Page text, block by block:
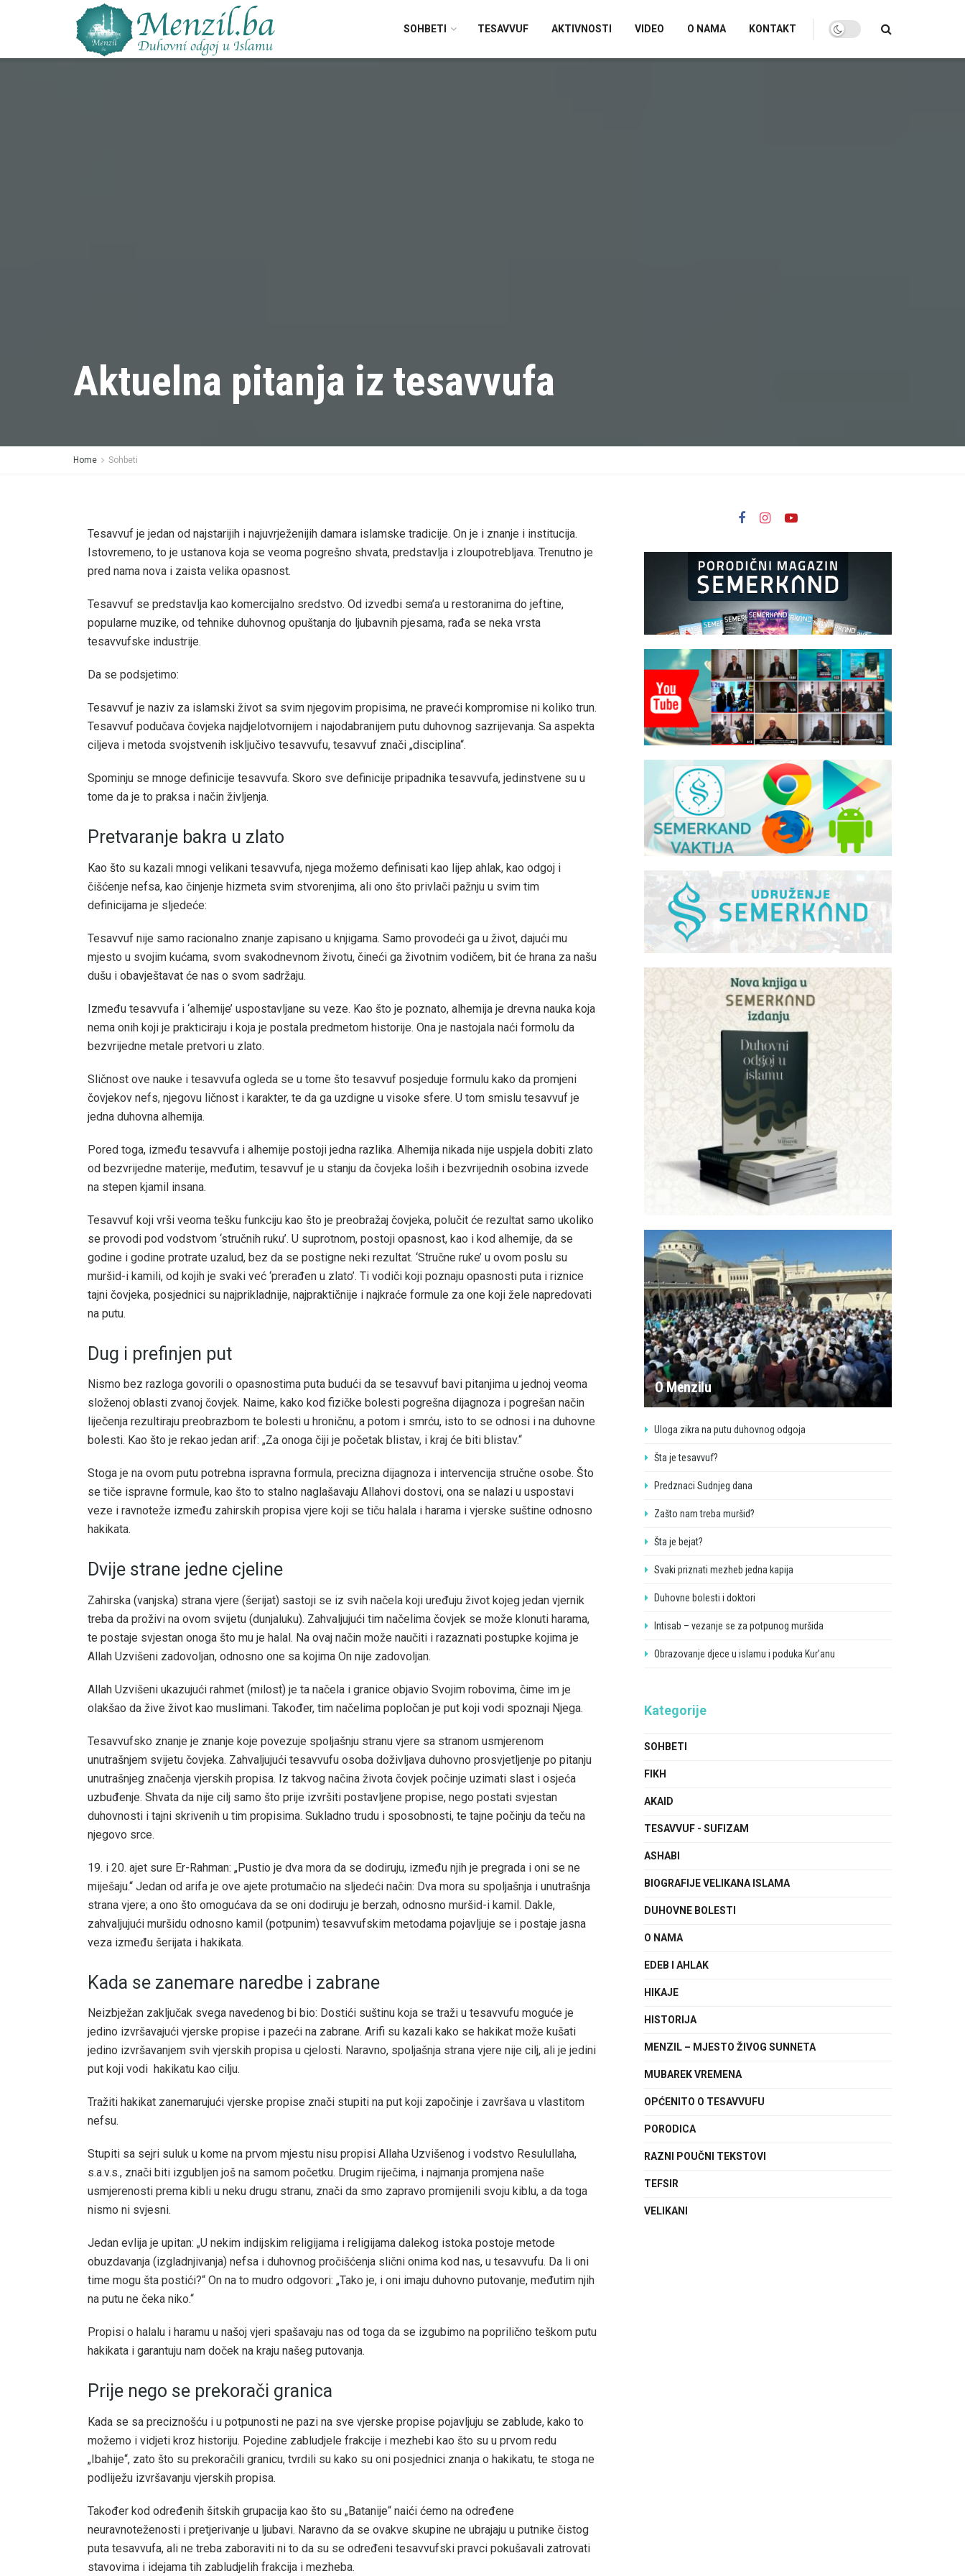
SOHBETI TESAVVUF AKTIVNOSTI VIDEO O NAMA KONTAKT
Aktuelna pitanja iz tesavvufa
Home Sohbeti
Tesavvuf je jedan od najstarijih i najuvrježenijih damara islamske tradicije. On je i znanje i institucija.
Istovremeno, to je ustanova koja se veoma pogrešno shvata, predstavlja i zloupotrebljava. Trenutno je
pred nama nova i zaista velika opasnost.
Tesavvuf se predstavlja kao komercijalno sredstvo. Od izvedbi sema’a u restoranima do jeftine,
popularne muzike, od tehnike duhovnog opuštanja do ljubavnih pjesama, rađa se neka vrsta
tesavvufske industrije.
Da se podsjetimo:
Tesavvuf je naziv za islamski život sa svim njegovim propisima, ne praveći kompromise ni koliko trun.
Tesavvuf podučava čovjeka najdjelotvornijem i najodabranijem putu duhovnog sazrijevanja. Sa aspekta
ciljeva i metoda svojstvenih isključivo tesavvufu, tesavvuf znači „disciplina“.
Spominju se mnoge definicije tesavvufa. Skoro sve definicije pripadnika tesavvufa, jedinstvene su u
tome da je to praksa i način življenja.
Pretvaranje bakra u zlato
Kao što su kazali mnogi velikani tesavvufa, njega možemo definisati kao lijep ahlak, kao odgoj i
čišćenje nefsa, kao činjenje hizmeta svim stvorenjima, ali ono što privlači pažnju u svim tim
definicijama je sljedeće:
Tesavvuf nije samo racionalno znanje zapisano u knjigama. Samo provodeći ga u život, dajući mu
mjesto u svojim kućama, svom svakodnevnom životu, čineći ga životnim vodičem, bit će hrana za našu
dušu i obavještavat će nas o svom sadržaju.
Između tesavvufa i ‘alhemije’ uspostavljane su veze. Kao što je poznato, alhemija je drevna nauka koja
nema onih koji je prakticiraju i koja je postala predmetom historije. Ona je nastojala naći formolu da
bezvrijedne metale pretvori u zlato.
Sličnost ove nauke i tesavvufa ogleda se u tome što tesavvuf posjeduje formulu kako da promjeni
čovjekov nefs, njegovu ličnost i karakter, te da ga uzdigne u visoke sfere. U tom smislu tesavvuf je
jedna duhovna alhemija.
Pored toga, između tesavvufa i alhemije postoji jedna razlika. Alhemija nikada nije uspjela dobiti zlato
od bezvrijedne materije, međutim, tesavvuf je u stanju da čovjeka loših i bezvrijednih osobina izvede
na stepen kjamil insana.
Tesavvuf koji vrši veoma tešku funkciju kao što je preobražaj čovjeka, polučit će rezultat samo ukoliko
se provodi pod vodstvom ‘stručnih ruku’. U suprotnom, postoji opasnost, kao i kod alhemije, da se
godine i godine protrate uzalud, bez da se postigne neki rezultat. ‘Stručne ruke’ u ovom poslu su
muršid-i kamili, od kojih je svaki već ‘prerađen u zlato’. Ti vodiči koji poznaju opasnosti puta i riznice
tajni čovjeka, posjednici su najprikladnije, najpraktičnije i najkraće formule za one koji žele napredovati
na putu.
Dug i prefinjen put
Nismo bez razloga govorili o opasnostima puta budući da se tesavvuf bavi pitanjima u jednoj veoma
složenoj oblasti zvanoj čovjek. Naime, kako kod fizičke bolesti pogrešna dijagnoza i pogrešan način
liječenja rezultiraju preobrazbom te bolesti u hroničnu, a potom i smrću, isto to se odnosi i na duhovne
bolesti. Kao što je rekao jedan arif: „Za onoga čiji je početak blistav, i kraj će biti blistav.“
Stoga je na ovom putu potrebna ispravna formula, precizna dijagnoza i intervencija stručne osobe. Što
se tiče ispravne formule, kao što to stalno naglašavaju Allahovi dostovi, ona se nalazi u uspostavi
veze i ravnoteže između zahirskih propisa vjere koji se tiču halala i harama i vjerske suštine odnosno
hakikata.
Dvije strane jedne cjeline
Zahirska (vanjska) strana vjere (šerijat) sastoji se iz svih načela koji uređuju život kojeg jedan vjernik
treba da proživi na ovom svijetu (dunjaluku). Zahvaljujući tim načelima čovjek se može klonuti harama,
te postaje svjestan onoga što mu je halal. Na ovaj način može naučiti i razaznati postupke kojima je
Allah Uzvišeni zadovoljan, odnosno one sa kojima On nije zadovoljan.
Allah Uzvišeni ukazujući rahmet (milost) je ta načela i granice objavio Svojim robovima, čime im je
olakšao da žive život kao muslimani. Također, tim načelima popločan je put koji vodi spoznaji Njega.
Tesavvufsko znanje je znanje koje povezuje spoljašnju stranu vjere sa stranom usmjerenom
unutrašnjem svijetu čovjeka. Zahvaljujući tesavvufu osoba doživljava duhovno prosvjetljenje po pitanju
unutrašnjeg značenja vjerskih propisa. Iz takvog načina života čovjek počinje uzimati slast i osjeća
uzbuđenje. Shvata da nije cilj samo što prije izvršiti postavljene propise, nego postati svjestan
duhovnosti i tajni skrivenih u tim propisima. Sukladno trudu i sposobnosti, te tajne počinju da teču na
njegovo srce.
19. i 20. ajet sure Er-Rahman: „Pustio je dva mora da se dodiruju, između njih je pregrada i oni se ne
miješaju.“ Jedan od arifa je ove ajete protumačio na sljedeći način: Dva mora su spoljašnja i unutrašnja
strana vjere; a ono što omogućava da se oni dodiruju je berzah, odnosno muršid-i kamil. Dakle,
zahvaljujući muršidu odnosno kamil (potpunim) tesavvufskim metodama pojavljuje se i postaje jasna
veza između šerijata i hakikata.
Kada se zanemare naredbe i zabrane
Neizbježan zaključak svega navedenog bi bio: Dostići suštinu koja se traži u tesavvufu moguće je
jedino izvršavajući vjerske propise i pazeći na zabrane. Arifi su kazali kako se hakikat može kušati
jedino izvršavanjem svih vjerskih propisa u cjelosti. Naravno, spoljašnja strana vjere nije cilj, ali je jedini
put koji vodi hakikatu kao cilju.
Tražiti hakikat zanemarujući vjerske propise znači stupiti na put koji započinje i završava u vlastitom
nefsu.
Stupiti sa sejri suluk u kome na prvom mjestu nisu propisi Allaha Uzvišenog i vodstvo Resulullaha,
s.a.v.s., znači biti izgubljen još na samom početku. Drugim riječima, i najmanja promjena naše
usmjerenosti prema kibli u neku drugu stranu, znači da smo zapravo promijenili svoju kiblu, a da toga
nismo ni svjesni.
Jedan evlija je upitan: „U nekim indijskim religijama i religijama dalekog istoka postoje metode
obuzdavanja (izgladnjivanja) nefsa i duhovnog pročišćenja slični onima kod nas, u tesavvufu. Da li oni
time mogu šta postići?“ On na to mudro odgovori: „Tako je, i oni imaju duhovno putovanje, međutim njih
na putu ne čeka niko.“
Propisi o halalu i haramu u našoj vjeri spašavaju nas od toga da se izgubimo na poprilično teškom putu
hakikata i garantuju nam doček na kraju našeg putovanja.
Prije nego se prekorači granica
Kada se sa preciznošću i u potpunosti ne pazi na sve vjerske propise pojavljuju se zablude, kako to
možemo i vidjeti kroz historiju. Pojedine zabludjele frakcije i mezhebi kao što su u prvom redu
„Ibahije“, zato što su prekoračili granicu, tvrdili su kako su oni posjednici znanja o hakikatu, te stoga ne
podliježu izvršavanju vjerskih propisa.
Također kod određenih šitskih grupacija kao što su „Batanije“ naići ćemo na određene
neuravnoteženosti i pretjerivanje u ljubavi. Naravno da se ovakve skupine ne ubrajaju u putnike čistog
puta tesavvufa, ali ne treba zaboraviti ni to da su se određeni tesavvufski pravci pokušavali zatrovati
stavovima i idejama tih zabludjelih frakcija i mezheba.
O Menzilu
Uloga zikra na putu duhovnog odgoja
Šta je tesavvuf?
Predznaci Sudnjeg dana
Zašto nam treba muršid?
Šta je bejat?
Svaki priznati mezheb jedna kapija
Duhovne bolesti i doktori
Intisab – vezanje se za potpunog muršida
Obrazovanje djece u islamu i poduka Kur’anu
Kategorije
SOHBETI
FIKH
AKAID
TESAVVUF - SUFIZAM
ASHABI
BIOGRAFIJE VELIKANA ISLAMA
DUHOVNE BOLESTI
O NAMA
EDEB I AHLAK
HIKAJE
HISTORIJA
MENZIL – MJESTO ŽIVOG SUNNETA
MUBAREK VREMENA
OPĆENITO O TESAVVUFU
PORODICA
RAZNI POUČNI TEKSTOVI
TEFSIR
VELIKANI